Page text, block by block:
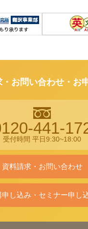
・お問い合わせ・お
441-
受付時間 平日9:30~18:00
資料請求・お問い合わせ
申し込み・セミナー申し